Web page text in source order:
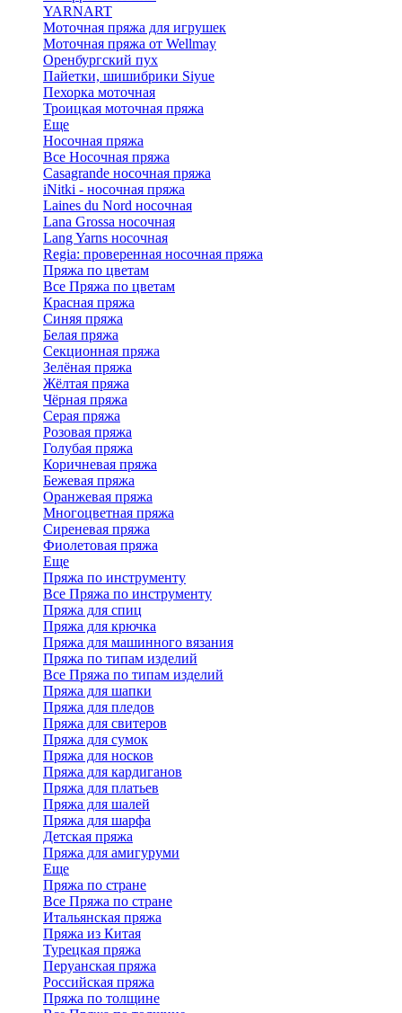
YARNART
Моточная пряжа для игрушек
Моточная пряжа от Wellmay
Оренбургский пух
Пайетки, шишибрики Siyue
Пехорка моточная
Троицкая моточная пряжа
Еще
Носочная пряжа
Все Носочная пряжа
Casagrande носочная пряжа
iNitki - носочная пряжа
Laines du Nord носочная
Lana Grossa носочная
Lang Yarns носочная
Regia: проверенная носочная пряжа
Пряжа по цветам
Все Пряжа по цветам
Красная пряжа
Синяя пряжа
Белая пряжа
Секционная пряжа
Зелёная пряжа
Жёлтая пряжа
Чёрная пряжа
Серая пряжа
Розовая пряжа
Голубая пряжа
Коричневая пряжа
Бежевая пряжа
Оранжевая пряжа
Многоцветная пряжа
Сиреневая пряжа
Фиолетовая пряжа
Еще
Пряжа по инструменту
Все Пряжа по инструменту
Пряжа для спиц
Пряжа для крючка
Пряжа для машинного вязания
Пряжа по типам изделий
Все Пряжа по типам изделий
Пряжа для шапки
Пряжа для пледов
Пряжа для свитеров
Пряжа для сумок
Пряжа для носков
Пряжа для кардиганов
Пряжа для платьев
Пряжа для шалей
Пряжа для шарфа
Детская пряжа
Пряжа для амигуруми
Еще
Пряжа по стране
Все Пряжа по стране
Итальянская пряжа
Пряжа из Китая
Турецкая пряжа
Перуанская пряжа
Российская пряжа
Пряжа по толщине